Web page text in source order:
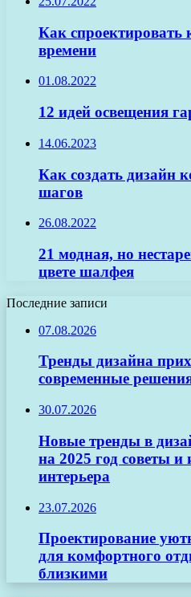
Как спроектировать
времени
01.08.2022
12 идей освещения
14.06.2023
Как создать дизайн
шагов
26.08.2022
21 модная, но
цвете шалфея
Последние записи
07.08.2026
Тренды дизайна
современные
30.07.2026
Новые тренды в
на 2025 год советы и
интерьера
23.07.2026
Проектирование
для комфортного
близкими